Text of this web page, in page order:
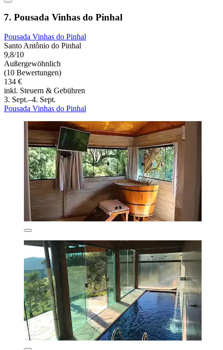
7. Pousada Vinhas do Pinhal
Pousada Vinhas do Pinhal
Santo Antônio do Pinhal
9,8/10
Außergewöhnlich
(10 Bewertungen)
134 €
inkl. Steuern & Gebühren
3. Sept.–4. Sept.
Pousada Vinhas do Pinhal